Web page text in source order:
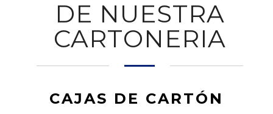
DE NUESTRA
CARTONERIA
CAJAS DE CARTÓN